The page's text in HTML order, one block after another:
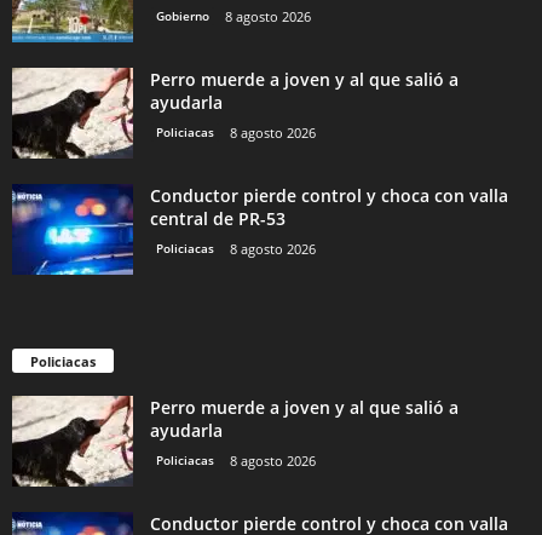
Gobierno 8 agosto 2026
Perro muerde a joven y al que salió a
ayudarla
Policiacas 8 agosto 2026
Conductor pierde control y choca con valla
central de PR-53
Policiacas 8 agosto 2026
Policiacas
Perro muerde a joven y al que salió a
ayudarla
Policiacas 8 agosto 2026
Conductor pierde control y choca con valla